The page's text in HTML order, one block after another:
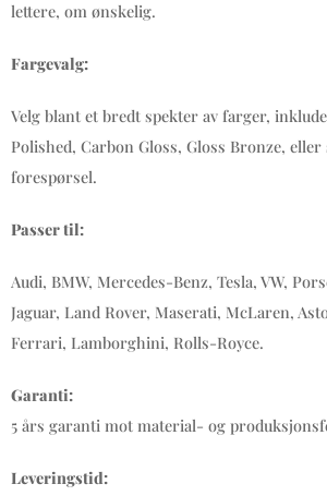
lettere, om ønskelig.
Fargevalg:
Velg blant et bredt spekter av farger,
Polished, Carbon Gloss, Gloss Bronze,
forespørsel.
Passer til:
Audi, BMW, Mercedes-Benz, Tesla, VW,
Jaguar, Land Rover, Maserati, McLaren,
Ferrari, Lamborghini, Rolls-Royce.
Garanti:
5 års garanti mot material- og
Leveringstid: